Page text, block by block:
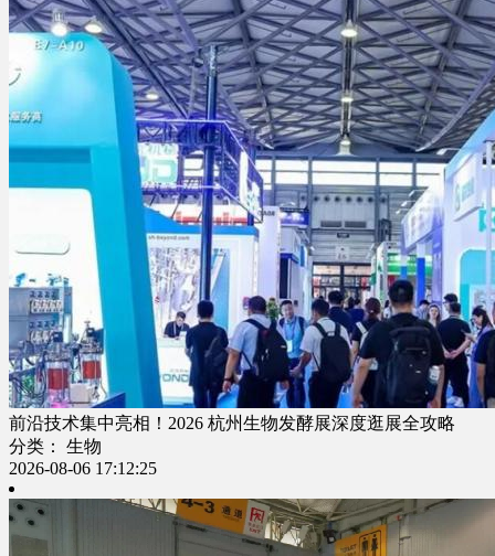
前沿技术集中亮相！2026 杭州生物发酵展深度逛展全攻略
分类： 生物
2026-08-06 17:12:25